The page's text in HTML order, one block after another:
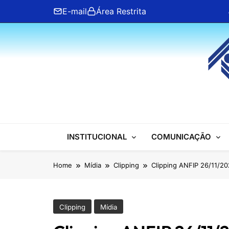
content
E-mail Área Restrita
ANFIP Nacional
INSTITUCIONAL COMUNICAÇÃO
Home Mídia Clipping Clipping ANFIP 26/11/
Clipping Mídia